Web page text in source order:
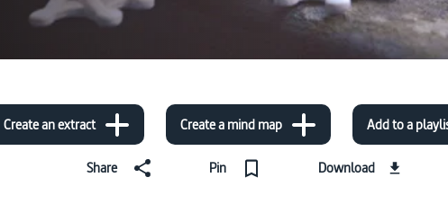
Create an extract Create a mind map Add to a
Share Pin Download